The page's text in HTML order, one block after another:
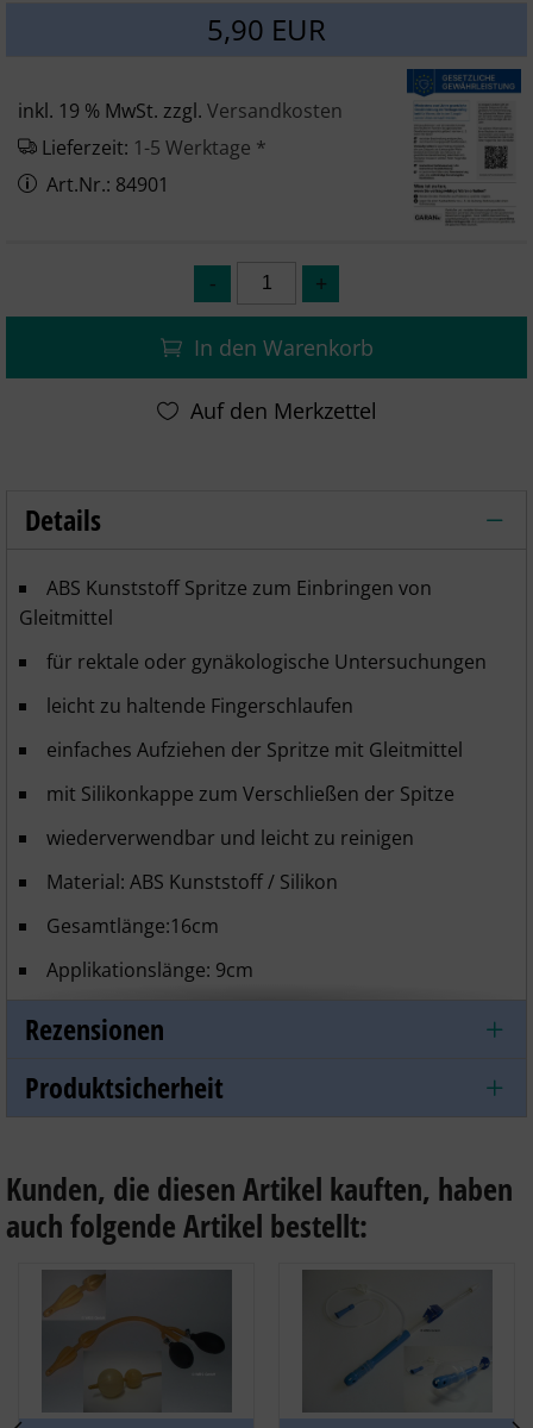
5,90 EUR
inkl. 19 % MwSt. zzgl. Versandkosten
Lieferzeit: 1-5 Werktage *
Art.Nr.: 84901
In den Warenkorb
Details
Gleitmittel, Gleitgel - Spritze 2 Stück –
ABS Kunststoff Spritze zum Einbringen von
Gleitmittel
für rektale oder gynäkologische Untersuchungen
leicht zu haltende Fingerschlaufen
einfaches Aufziehen der Spritze mit Gleitmittel
mit Silikonkappe zum Verschließen der Spitze
wiederverwendbar und leicht zu reinigen
Material: ABS Kunststoff / Silikon
Gesamtlänge:16cm
Applikationslänge: 9cm
Durchmesser: 1,3cm
Lieferung: 2er Set
Rezensionen
Produktsicherheit
Kunden, die diesen Artikel kauften, haben
auch folgende Artikel bestellt: